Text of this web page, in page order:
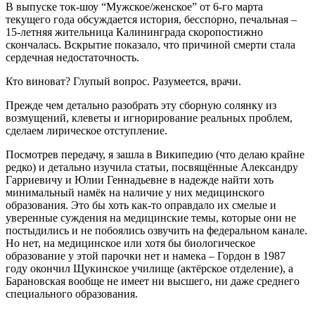
В выпуске ток-шоу “Мужское/женское” от 6-го марта
текущего года обсуждается история, бесспорно, печальная –
15-летняя жительница Калининграда скоропостижно
скончалась. Вскрытие показало, что причиной смерти стала
сердечная недостаточность.
Кто виноват? Глупый вопрос. Разумеется, врачи.
Прежде чем детально разобрать эту сборную солянку из
возмущений, клеветы и игнорирование реальных проблем,
сделаем лирическое отступление.
Посмотрев передачу, я зашла в Википедию (что делаю крайне
редко) и детально изучила статьи, посвящённые Александру
Гарриевичу и Юлии Геннадьевне в надежде найти хоть
минимальный намёк на наличие у них медицинского
образования. Это бы хоть как-то оправдало их смелые и
уверенные суждения на медицинские темы, которые они не
постыдились и не побоялись озвучить на федеральном канале.
Но нет, на медицинское или хотя бы биологическое
образование у этой парочки нет и намека – Гордон в 1987
году окончил Щукинское училище (актёрское отделение), а
Барановская вообще не имеет ни высшего, ни даже среднего
специального образования.